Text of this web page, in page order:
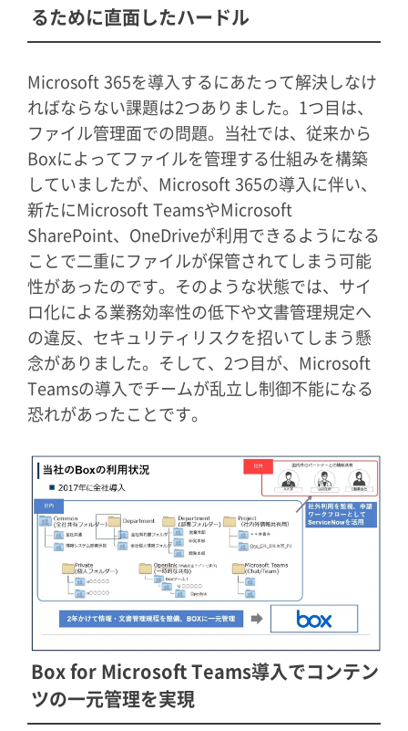
るために直面したハードル
Microsoft 365を導入するにあたって解決しなけ
ればならない課題は2つありました。1つ目は、
ファイル管理面での問題。当社では、従来から
Boxによってファイルを管理する仕組みを構築
していましたが、Microsoft 365の導入に伴い、
新たにMicrosoft TeamsやMicrosoft
SharePoint、OneDriveが利用できるようになる
ことで二重にファイルが保管されてしまう可能
性があったのです。そのような状態では、サイ
ロ化による業務効率性の低下や文書管理規定へ
の違反、セキュリティリスクを招いてしまう懸
念がありました。そして、2つ目が、Microsoft
Teamsの導入でチームが乱立し制御不能になる
恐れがあったことです。
Box for Microsoft Teams導入でコンテン
ツの一元管理を実現